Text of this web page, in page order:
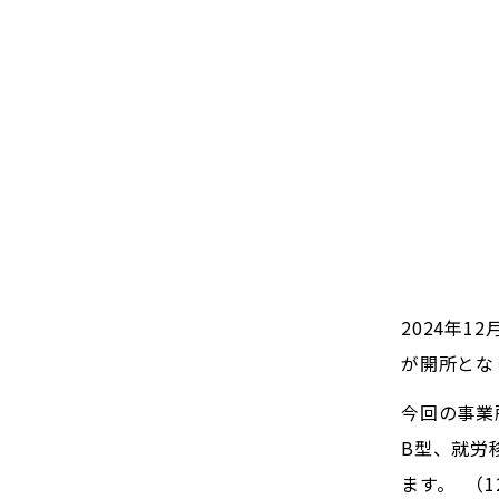
2024年12
が開所と
今回の事
B型、就労
ます。 （